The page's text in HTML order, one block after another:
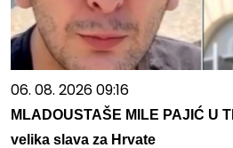
06. 08. 2026 09:16
MLADOUSTAŠE MILE PAJIĆ U
velika slava za Hrvate